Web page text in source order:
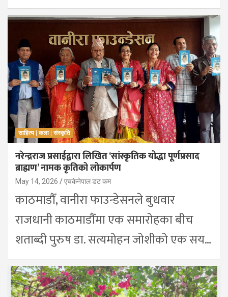
साहित्य | कला | संस्कृति
नरेन्द्रराज प्रसाईद्वारा लिखित ‘सांस्कृतिक योद्धा पूर्णप्रसाद
ब्राह्मण’ नामक कृतिको लोकार्पण
May 14, 2026 एचकेनेपाल डट कम
काठमाडौँ, वानीरा फाउन्डेसनले बुधवार
राजधानी काठमाडौँमा एक समारोहका बीच
शताब्दी पुरुष डा. सत्यमोहन जोशीको एक सय…